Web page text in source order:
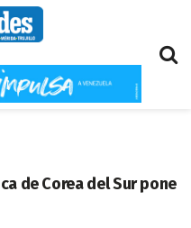
de Corea del Sur pone